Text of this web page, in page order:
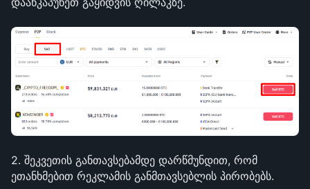
2. შეკვეთის განთავსებამდე დარწმუნდით, რომ
ეთანხმებით რეკლამის განმთავსებლის პირობებს.